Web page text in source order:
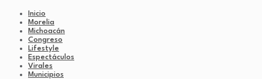
Inicio
Morelia
Michoacán
Congreso
Lifestyle
Espectáculos
Virales
Municipios